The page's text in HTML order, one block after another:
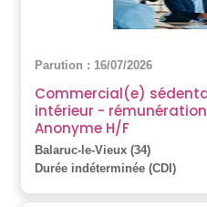
Parution : 16/07/2026
Commercial(e)
intérieur -
Anonyme H/F
Balaruc-le-Vieux (34)
Durée indéterminée (CDI)